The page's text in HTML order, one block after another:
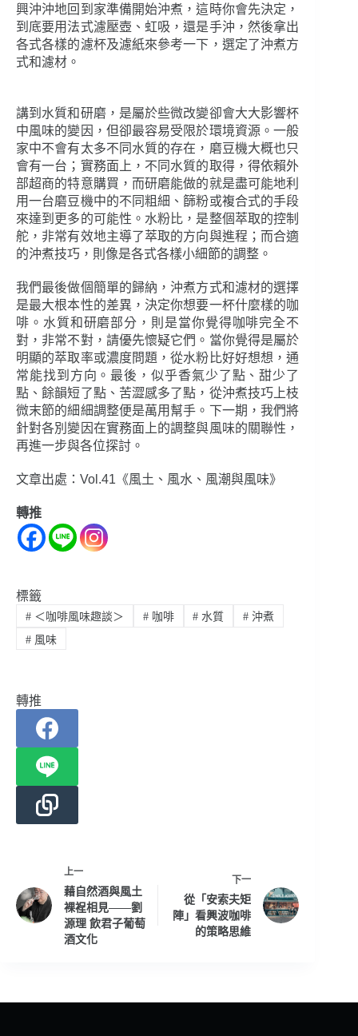
興沖沖地回到家準備開始沖煮，這時你會先決定，
到底要用法式濾壓壺、虹吸，還是手沖，然後拿出
各式各樣的濾杯及濾紙來參考一下，選定了沖煮方
式和濾材。
講到水質和研磨，是屬於些微改變卻會大大影響杯
中風味的變因，但卻最容易受限於環境資源。一般
家中不會有太多不同水質的存在，磨豆機大概也只
會有一台；實務面上，不同水質的取得，得依賴外
部超商的特意購買，而研磨能做的就是盡可能地利
用一台磨豆機中的不同粗細、篩粉或複合式的手段
來達到更多的可能性。水粉比，是整個萃取的控制
舵，非常有效地主導了萃取的方向與進程；而合適
的沖煮技巧，則像是各式各樣小細節的調整。
我們最後做個簡單的歸納，沖煮方式和濾材的選擇
是最大根本性的差異，決定你想要一杯什麼樣的咖
啡。水質和研磨部分，則是當你覺得咖啡完全不
對，非常不對，請優先懷疑它們。當你覺得是屬於
明顯的萃取率或濃度問題，從水粉比好好想想，通
常能找到方向。最後，似乎香氣少了點、甜少了
點、餘韻短了點、苦澀感多了點，從沖煮技巧上枝
微末節的細細調整便是萬用幫手。下一期，我們將
針對各別變因在實務面上的調整與風味的關聯性，
再進一步與各位探討。
文章出處：Vol.41《風土、風水、風潮與風味》
轉推
標籤
#＜咖啡風味趣談＞ #咖啡 # 水質 # 沖煮
#風味
轉推
上一
藉自然酒與風土
裸裎相見——劉
源理 飲君子葡萄
酒文化
下一
從「安索夫矩
陣」看興波咖啡
的策略思維